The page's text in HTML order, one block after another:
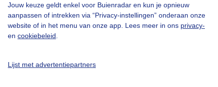
Jouw keuze geldt enkel voor Buienradar en kun je opnieuw
aanpassen of intrekken via “Privacy-instellingen” onderaan onze
website of in het menu van onze app. Lees meer in ons privacy-
en cookiebeleid
Lijst met advertentiepartners
Buienradar Team
Privacy beleid
Privacy instellingen